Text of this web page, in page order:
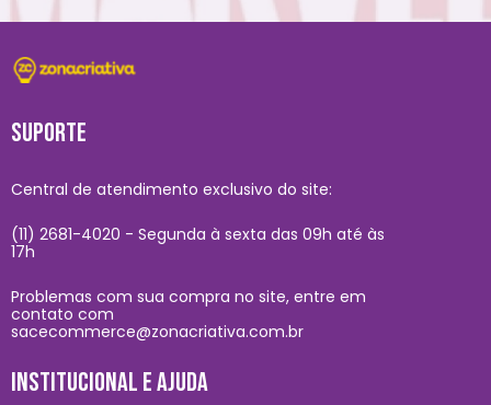
SUPORTE
Central de atendimento exclusivo do site:
(11) 2681-4020 - Segunda à sexta das 09h até às
17h
Problemas com sua compra no site, entre em
contato com
sacecommerce@zonacriativa.com.br
INSTITUCIONAL E AJUDA